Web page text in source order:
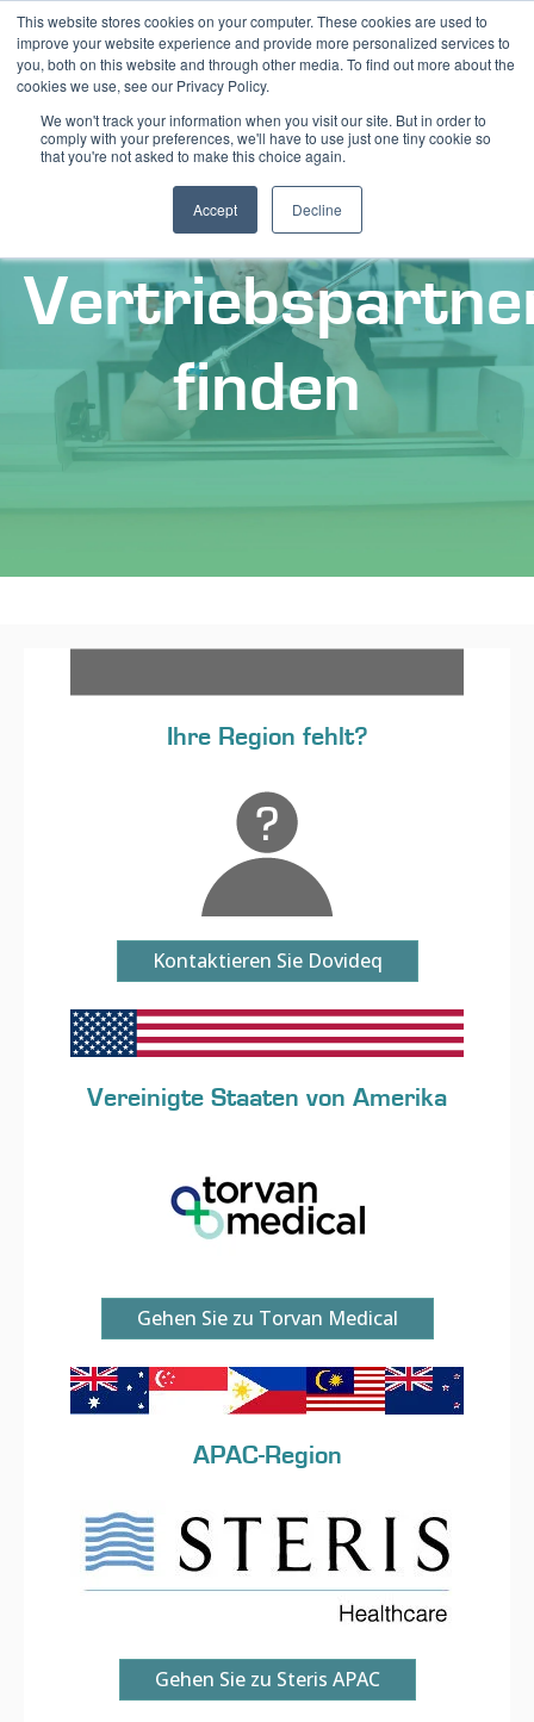
This website stores cookies on your computer. These cookies are used to
improve your website experience and provide more personalized services to
you, both on this website and through other media. To find out more about the
cookies we use, see our Privacy Policy.
We won't track your information when you visit our site. But in order to
comply with your preferences, we'll have to use just one tiny cookie so
that you're not asked to make this choice again.
Accept Decline
finden
Ihre Region fehlt?
Kontaktieren Sie Dovideq
Vereinigte Staaten von Amerika
Gehen Sie zu Torvan Medical
APAC-Region
Gehen Sie zu Steris APAC